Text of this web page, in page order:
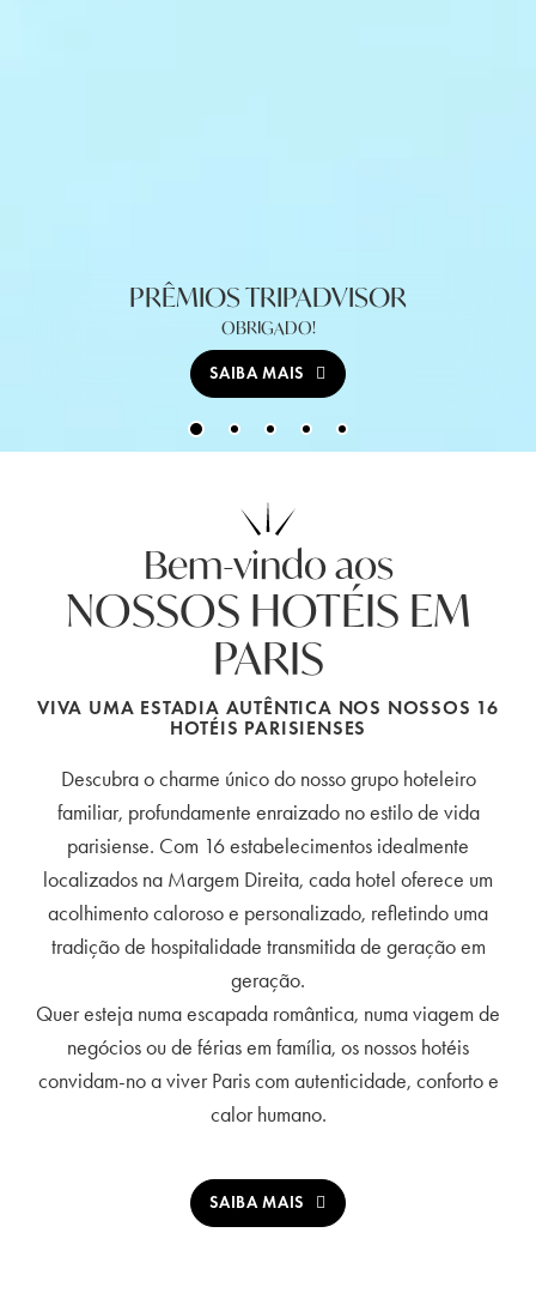
PRÊMIOS TRIPADVISOR
OBRIGADO!
SAIBA MAIS
Bem-vindo aos
NOSSOS HOTÉIS EM
PARIS
VIVA UMA ESTADIA AUTÊNTICA NOS NOSSOS 16
HOTÉIS PARISIENSES
Descubra o charme único do nosso grupo hoteleiro
familiar, profundamente enraizado no estilo de vida
parisiense. Com 16 estabelecimentos idealmente
localizados na Margem Direita, cada hotel oferece um
acolhimento caloroso e personalizado, refletindo uma
tradição de hospitalidade transmitida de geração em
geração.
Quer esteja numa escapada romântica, numa viagem de
negócios ou de férias em família, os nossos hotéis
convidam-no a viver Paris com autenticidade, conforto e
calor humano.
SAIBA MAIS